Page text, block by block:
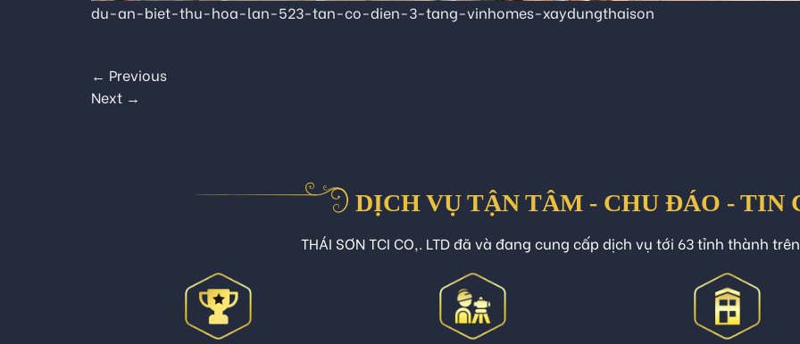
du-an-biet-thu-hoa-lan-523-tan-co-dien-3-tang-vinhomes-xaydungthaison
← Previous
Next →
DỊCH VỤ TẬN TÂM - CHU ĐÁO - TIN
THÁI SƠN TCI CO,. LTD đã và đang cung cấp dịch vụ tới 63 tỉnh thành